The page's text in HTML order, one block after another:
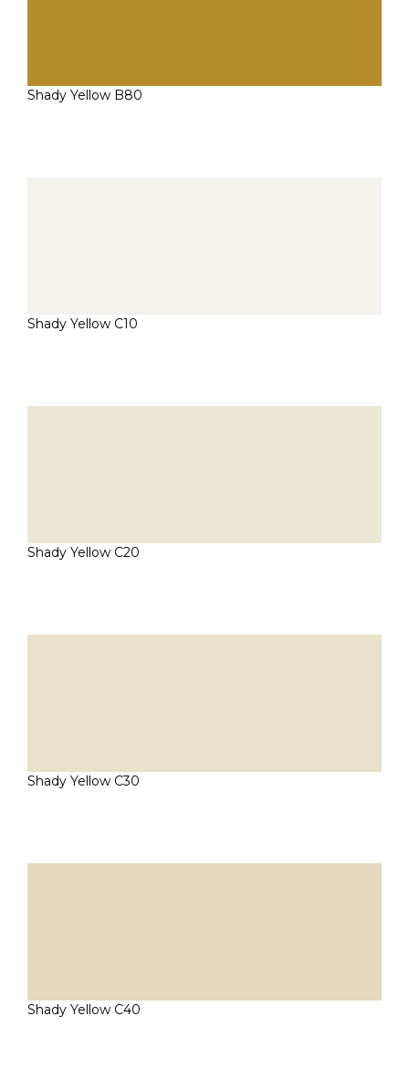
Shady Yellow B80
Shady Yellow C10
Shady Yellow C20
Shady Yellow C30
Shady Yellow C40